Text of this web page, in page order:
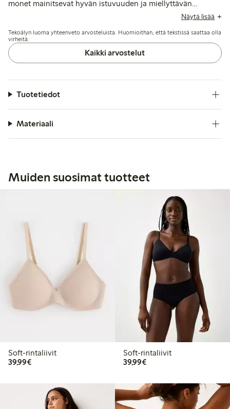
monet mainitsevat hyvän istuvuuden ja miellyttävän
materiaalin. Jotkut asiakkaat kokevat, että koko on pieni,
olkaimet sekä suosivat toppaamattomia vaihtoehtoja.
Näytä lisää
Tekoälyn luoma yhteenveto arvosteluista. Huomioithan, että tekstissä saattaa olla
virheitä.
Kaikki arvostelut
Tuotetiedot
Materiaali
Muiden suosimat tuotteet
Soft-rintaliivit
39,99€39,99 €
Soft-rintaliivit
39,99€39,99 €